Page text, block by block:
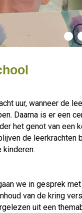
uur, wanneer de
Daarna is er een
het genot van een
de leerkrachten
kinderen.
we in gesprek
van de kring
uit een